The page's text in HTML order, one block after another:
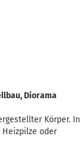
Diorama
Körper. In
oder